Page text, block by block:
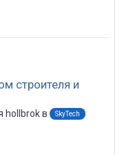
строителя и
hollbrok в SkyTech